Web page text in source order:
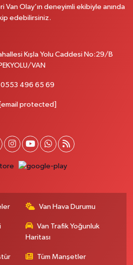
Olay’ın deneyimli ekibiyle anında
edebilirsiniz.
Kışla Yolu Caddesi No:29/B
VAN
0553 496 65 69
[email protected]
Van Hava Durumu
Van Trafik Yoğunluk
Haritası
Tüm Manşetler